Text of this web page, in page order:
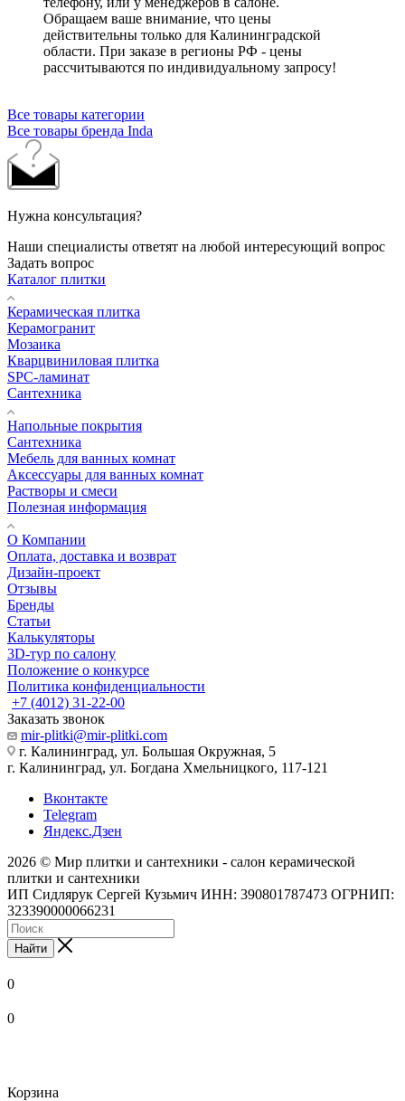
Обращаем ваше внимание, что цены
действительны только для Калининградской
области. При заказе в регионы РФ - цены
рассчитываются по индивидуальному запросу!
Все товары категории
Все товары бренда Inda
Нужна консультация?
Наши специалисты ответят на любой интересующий вопрос
Задать вопрос
Каталог плитки
Керамическая плитка
Керамогранит
Мозаика
Кварцвиниловая плитка
SPC-ламинат
Сантехника
Напольные покрытия
Сантехника
Мебель для ванных комнат
Аксессуары для ванных комнат
Растворы и смеси
Полезная информация
О Компании
Оплата, доставка и возврат
Дизайн-проект
Отзывы
Бренды
Статьи
Калькуляторы
3D-тур по салону
Положение о конкурсе
Политика конфиденциальности
+7 (4012) 31-22-00
Заказать звонок
mir-plitki@mir-plitki.com
г. Калининград, ул. Большая Окружная, 5
г. Калининград, ул. Богдана Хмельницкого, 117-121
Вконтакте
Telegram
Яндекс.Дзен
2026 © Мир плитки и сантехники - салон керамической
плитки и сантехники
ИП Сидлярук Сергей Кузьмич ИНН: 390801787473 ОГРНИП:
323390000066231
Найти
0
0
Корзина